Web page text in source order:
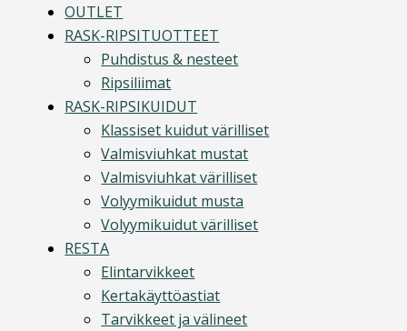
OUTLET
RASK-RIPSITUOTTEET
Puhdistus & nesteet
Ripsiliimat
RASK-RIPSIKUIDUT
Klassiset kuidut värilliset
Valmisviuhkat mustat
Valmisviuhkat värilliset
Volyymikuidut musta
Volyymikuidut värilliset
RESTA
Elintarvikkeet
Kertakäyttöastiat
Tarvikkeet ja välineet